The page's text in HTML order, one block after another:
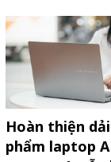
Hoàn thiện
phẩm laptop